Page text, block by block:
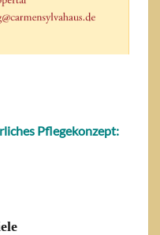
Pflegekonzept: